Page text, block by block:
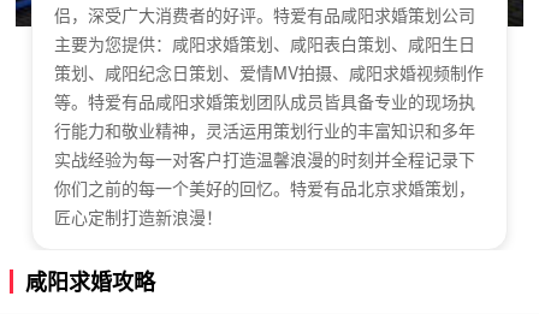
侣，深受广大消费者的好评。特爱有品咸阳求婚策划公司
主要为您提供：咸阳求婚策划、咸阳表白策划、咸阳生日
策划、咸阳纪念日策划、爱情MV拍摄、咸阳求婚视频制作
等。特爱有品咸阳求婚策划团队成员皆具备专业的现场执
行能力和敬业精神，灵活运用策划行业的丰富知识和多年
实战经验为每一对客户打造温馨浪漫的时刻并全程记录下
你们之前的每一个美好的回忆。特爱有品北京求婚策划，
匠心定制打造新浪漫！
咸阳求婚攻略